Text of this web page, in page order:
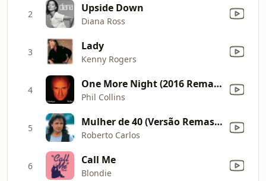
2 Upside Down
Diana Ross
3 Lady
Kenny Rogers
4 One More Night (2016 Remastered)
Phil Collins
5 Mulher de 40 (Versão Remasterizada)
Roberto Carlos
6 Call Me
Blondie